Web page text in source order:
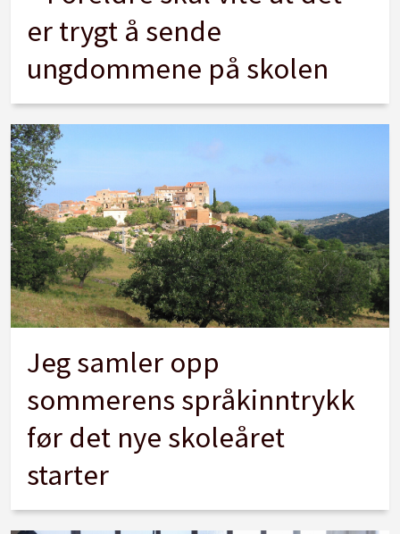
er trygt å sende
ungdommene på skolen
Jeg samler opp
sommerens språkinntrykk
før det nye skoleåret
starter